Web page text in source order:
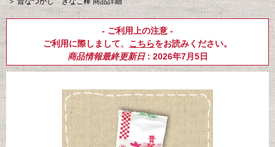
- ご利用上の注意 -
ご利用に際しまして、 こちらをお読みください。
商品情報最終更新日: 2026年7月5日